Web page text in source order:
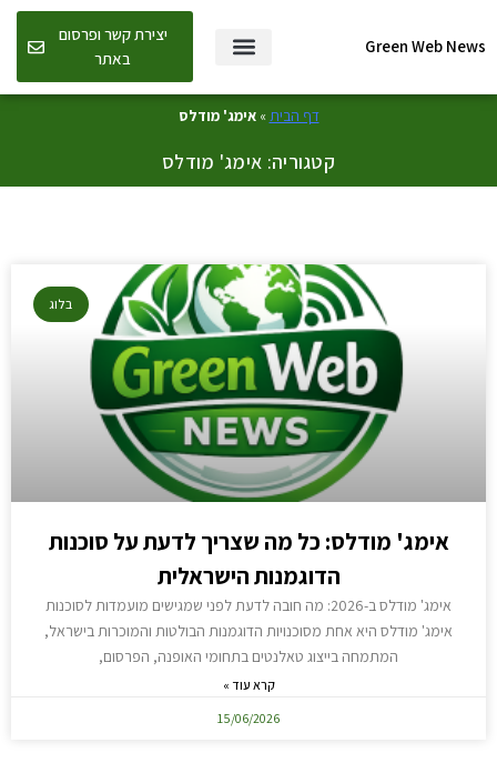
Green Web News
יצירת קשר ופרסום
באתר
דף הבית»אימג' מודלס
קטגוריה: אימג' מודלס
בלוג
אימג' מודלס: כל מה שצריך לדעת על סוכנות
הדוגמנות הישראלית
אימג' מודלס ב-2026: מה חובה לדעת לפני שמגישים מועמדות לסוכנות
אימג' מודלס היא אחת מסוכנויות הדוגמנות הבולטות והמוכרות בישראל,
המתמחה בייצוג טאלנטים בתחומי האופנה, הפרסום,
קרא עוד »
15/06/2026